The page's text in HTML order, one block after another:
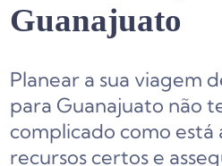
Guanajuato
Planear a sua viagem
para Guanajuato não
complicado como está
recursos certos e